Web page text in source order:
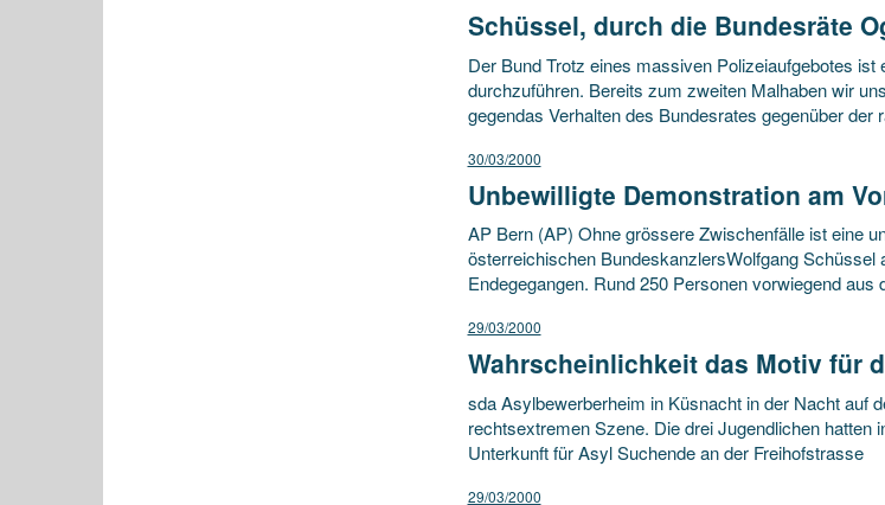
Schüssel, durch die Bundesräte
Der Bund Trotz eines massiven Polizeiaufgebotes
durchzuführen. Bereits zum zweiten Malhaben wir
gegendas Verhalten des Bundesrates gegenüber der
30/03/2000
Unbewilligte Demonstration am
AP Bern (AP) Ohne grössere Zwischenfälle ist eine
österreichischen BundeskanzlersWolfgang
Endegegangen. Rund 250 Personen vorwiegend
29/03/2000
Wahrscheinlichkeit das Motiv für
sda Asylbewerberheim in Küsnacht in der Nacht auf
rechtsextremen Szene. Die drei Jugendlichen
Unterkunft für Asyl Suchende an der Freihofstrasse
29/03/2000